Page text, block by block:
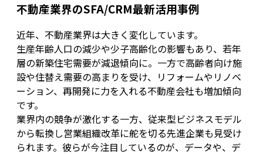
不動産業界のSFA/CRM最新活用事例
近年、不動産業界は大きく変化しています。
生産年齢人口の減少や少子高齢化の影響もあり、若年
層の新築住宅需要が減退傾向に。一方で高齢者向け施
設や住替え需要の高まりを受け、リフォームやリノベ
ーション、再開発に力を入れる不動産会社も増加傾向
です。
業界内の競争が激化する一方、従来型ビジネスモデル
から転換し営業組織改革に舵を切る先進企業も見受け
られます。彼らが今注目しているのが、データや、デ